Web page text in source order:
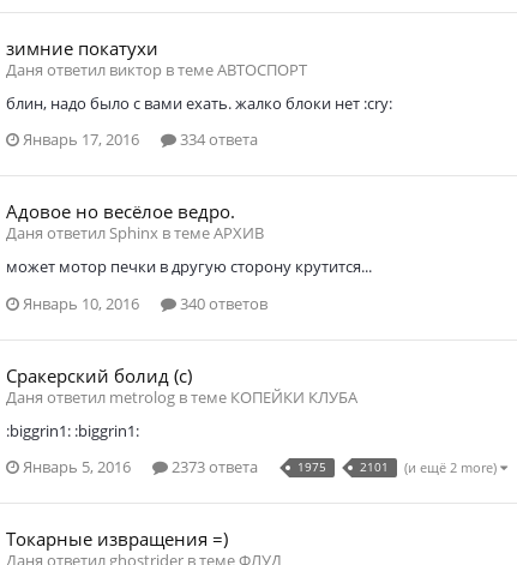
зимние покатухи
Даня ответил виктор в темеАВТОСПОРТ
блин, надо было с вами ехать. жалко блоки нет :cry:
Январь 17, 2016
334 ответа
Адовое но весёлое ведро.
Даня ответил Sphinx в темеАРХИВ
может мотор печки в другую сторону крутится...
Январь 10, 2016
340 ответов
Сракерский болид (с)
Даня ответил metrolog в теме КОПЕЙКИ КЛУБА
:biggrin1: :biggrin1:
Январь 5, 2016
2373 ответа 1975 2101 (и ещё 2 more)
Токарные извращения =)
Даня ответил ghostrider в темеФЛУД